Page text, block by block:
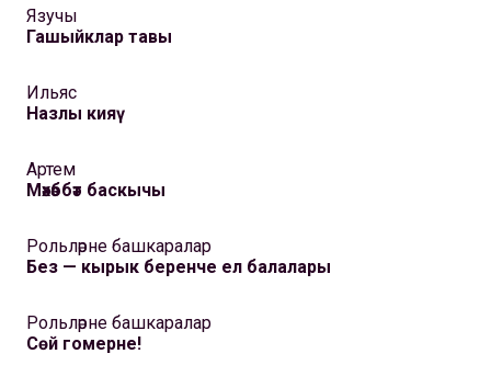
Язучы
Гашыйклар тавы
Ильяс
Назлы кияү
Артем
Мәхәббәт баскычы
Рольләрне башкаралар
Без — кырык беренче ел балалары
Рольләрне башкаралар
Сөй гомерне!